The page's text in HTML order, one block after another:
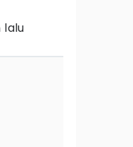
lalu